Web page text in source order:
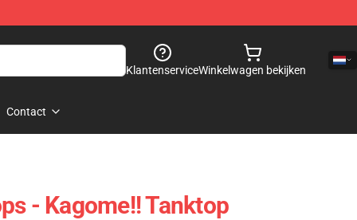
KlantenserviceWinkelwagen bekijken
Contact
- Kagome!! Tanktop